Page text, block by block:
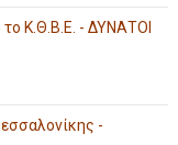
Κ.Θ.Β.Ε. - ΔΥΝΑΤΟΙ
-